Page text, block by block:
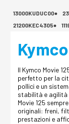
13000KUDUC00●
21200KEC4305●
Il Kymco Movie
perfetto per la
pollici e un
stabilità e agilità
Movie 125
originali: freni,
prestazioni e